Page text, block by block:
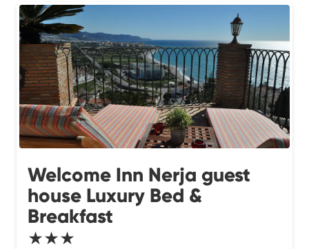
Welcome Inn Nerja guest
house Luxury Bed &
Breakfast
★★★